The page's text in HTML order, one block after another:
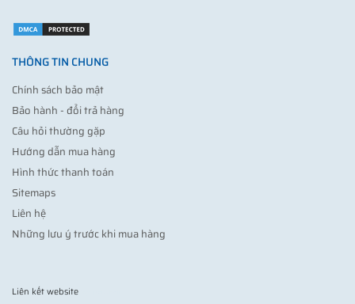
THÔNG TIN CHUNG
Chính sách bảo mật
Bảo hành - đổi trả hàng
Câu hỏi thường gặp
Hướng dẫn mua hàng
Hình thức thanh toán
Sitemaps
Liên hệ
Những lưu ý trước khi mua hàng
Liên kết website